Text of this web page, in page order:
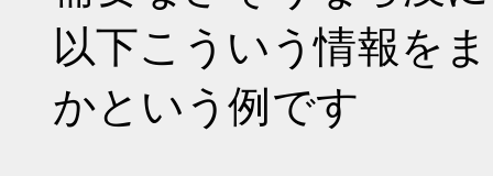
以下こういう情報を
かという例です